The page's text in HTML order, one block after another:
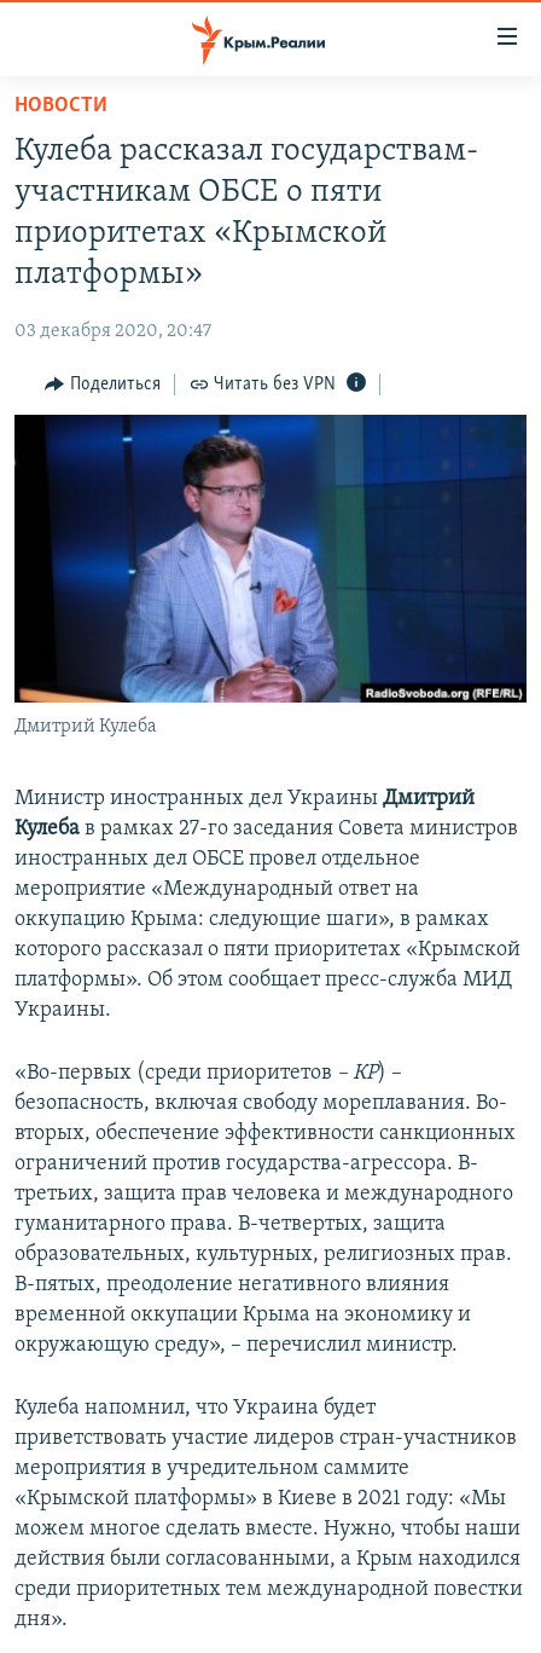
Вернуться
основному
содержанию
Вернутся
главной
Вернутся
поиску
НОВОСТИ
СПЕЦПРОЕКТЫ
КАРТА ВОЕННЫХ ОБЪЕКТОВ КРЫМА
ИСТОРИЯ
ИНТЕРАКТИВ
ИНФОГРАФИКА
ТЕЛЕПРОЕКТ КРЫМ.РЕАЛИИ
СОВЕТЫ ПРАВОЗАЩИТНИКОВ
ПРОПАВШИЕ БЕЗ ВЕСТИ
ПОБЕДИТЕЛЕЙ НЕ СУДЯТ?
КРЫМ.НЕПОКОРЕННЫЙ
УКРАИНСКАЯ ПРОБЛЕМА КРЫМА
РАДІО СВОБОДА
КАК ОБОЙТИ БЛОКИРОВКУ
Українською
ПРИСОЕДИНЯЙТЕСЬ!
Все сайты RFE/RL
НОВОСТИ
Кулеба рассказал государствам-
участникам ОБСЕ о пяти
приоритетах «Крымской
платформы»
03 декабря 2020, 20:47
Поделиться Читать без VPN
Дмитрий Кулеба
Министр иностранных дел Украины Дмитрий
Кулеба в рамках 27-го заседания Совета министров
иностранных дел ОБСЕ провел отдельное
мероприятие «Международный ответ на
оккупацию Крыма: следующие шаги», в рамках
которого рассказал о пяти приоритетах «Крымской
платформы». Об этом сообщает пресс-служба МИД
Украины.
«Во-первых (среди приоритетов – КР) –
безопасность, включая свободу мореплавания. Во-
вторых, обеспечение эффективности санкционных
ограничений против государства-агрессора. В-
третьих, защита прав человека и международного
гуманитарного права. В-четвертых, защита
образовательных, культурных, религиозных прав.
В-пятых, преодоление негативного влияния
временной оккупации Крыма на экономику и
окружающую среду», – перечислил министр.
Кулеба напомнил, что Украина будет
приветствовать участие лидеров стран-участников
мероприятия в учредительном саммите
«Крымской платформы» в Киеве в 2021 году: «Мы
можем многое сделать вместе. Нужно, чтобы наши
действия были согласованными, а Крым находился
среди приоритетных тем международной повестки
дня».